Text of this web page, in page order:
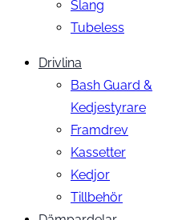
Slang
Tubeless
Drivlina
Bash Guard &
Kedjestyrare
Framdrev
Kassetter
Kedjor
Tillbehör